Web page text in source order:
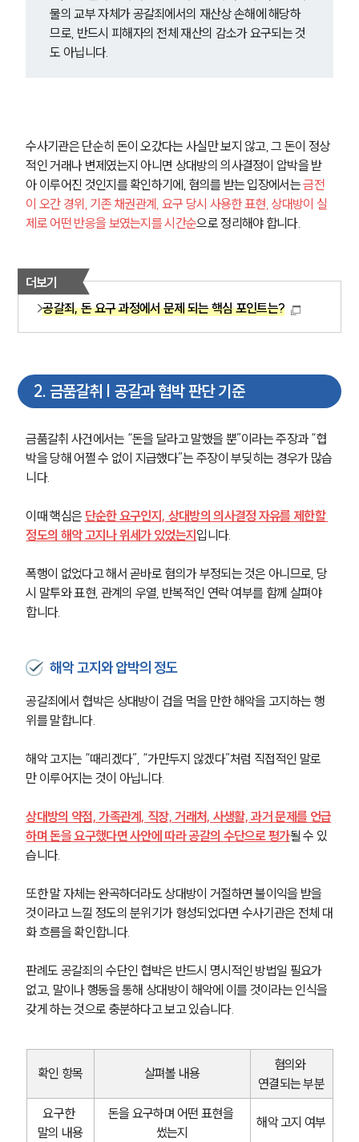
물의 교부 자체가 공갈죄에서의 재산상 손해에 해당하
므로, 반드시 피해자의 전체 재산의 감소가 요구되는 것
도 아닙니다.
수사기관은 단순히 돈이 오갔다는 사실만 보지 않고, 그 돈이 정상
적인 거래나 변제였는지 아니면 상대방의 의사결정이 압박을 받
아 이루어진 것인지를 확인하기에, 혐의를 받는 입장에서는 금전
이 오간 경위, 기존 채권관계, 요구 당시 사용한 표현, 상대방이 실
제로 어떤 반응을 보였는지를 시간순으로 정리해야 합니다.
더보기
공갈죄, 돈 요구 과정에서 문제 되는 핵심 포인트는?
2. 금품갈취 | 공갈과 협박 판단 기준
금품갈취 사건에서는 “돈을 달라고 말했을 뿐”이라는 주장과 “협
박을 당해 어쩔 수 없이 지급했다”는 주장이 부딪히는 경우가 많습
니다.
이때 핵심은 단순한 요구인지, 상대방의 의사결정 자유를 제한할
정도의 해악 고지나 위세가 있었는지입니다.
폭행이 없었다고 해서 곧바로 혐의가 부정되는 것은 아니므로, 당
시 말투와 표현, 관계의 우열, 반복적인 연락 여부를 함께 살펴야
합니다.
해악 고지와 압박의 정도
공갈죄에서 협박은 상대방이 겁을 먹을 만한 해악을 고지하는 행
위를 말합니다.
해악 고지는 “때리겠다”, “가만두지 않겠다”처럼 직접적인 말로
만 이루어지는 것이 아닙니다.
상대방의 약점, 가족관계, 직장, 거래처, 사생활, 과거 문제를 언급
하며 돈을 요구했다면 사안에 따라 공갈의 수단으로 평가될 수 있
습니다.
또한 말 자체는 완곡하더라도 상대방이 거절하면 불이익을 받을
것이라고 느낄 정도의 분위기가 형성되었다면 수사기관은 전체 대
화 흐름을 확인합니다.
판례도 공갈죄의 수단인 협박은 반드시 명시적인 방법일 필요가
없고, 말이나 행동을 통해 상대방이 해악에 이를 것이라는 인식을
갖게 하는 것으로 충분하다고 보고 있습니다.
확인 항목 살펴볼 내용
혐의와
연결되는 부분
요구한
말의 내용
돈을 요구하며 어떤 표현을
썼는지
해악 고지 여부